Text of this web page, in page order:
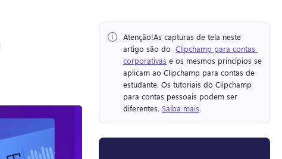
Atenção!As capturas de tela neste
artigo são do ⁠ Clipchamp para contas
corporativas e os mesmos princípios se
aplicam ao Clipchamp para contas de
estudante. Os tutoriais do Clipchamp
para contas pessoais podem ser
diferentes. Saiba mais.